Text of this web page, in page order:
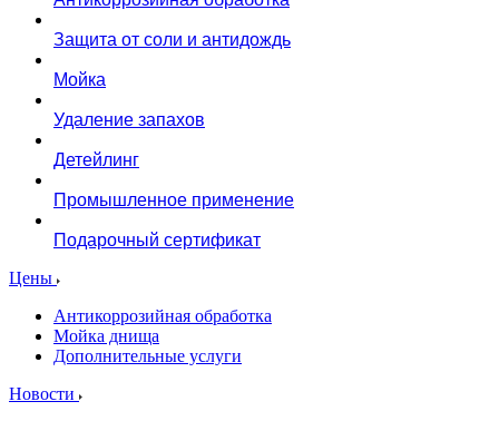
Защита от соли и антидождь
Мойка
Удаление запахов
Детейлинг
Промышленное применение
Подарочный сертификат
Цены
Антикоррозийная обработка
Мойка днища
Дополнительные услуги
Новости